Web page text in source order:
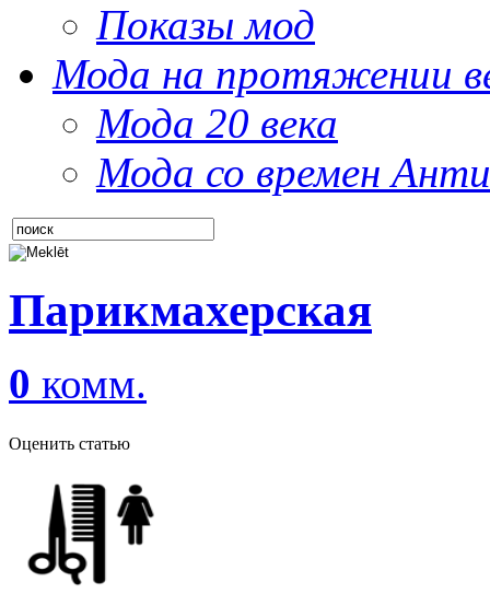
Показы мод
Мода на протяжении
Мода 20 века
Мода со времен
Парикмахерская
0 комм.
Оценить статью